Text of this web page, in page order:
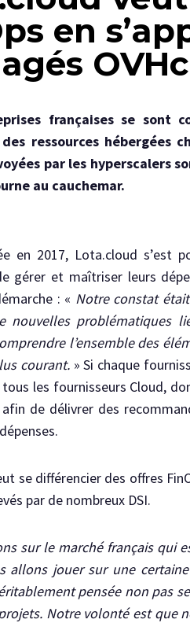
en
françaises se sont
des ressources
par les hyperscalers
au cauchemar.
en 2017, Lota.cloud s’est
gérer et maîtriser leurs
: « Notre constat
nouvelles problématiques
l’ensemble des
courant.» Si chaque
les fournisseurs Cloud,
afin de délivrer des
se différencier des offres
par de nombreux DSI.
sur le marché français qui
allons jouer sur une
pensée non pas
Notre volonté est que